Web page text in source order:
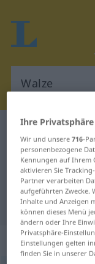
Deutsch-
Deutsch-
"Walze"
"Walze"
Ihre
Wir und unsere716-
personenbezogene
Kennungen auf Ihrem
aktivieren Sie
Partner verarbeiten
aufgeführten Zwecke.
Inhalte und Anzeigen
können dieses Menü
ändern oder Ihre
Privatsphäre-
Einstellungen gelten
finden Sie in unserer